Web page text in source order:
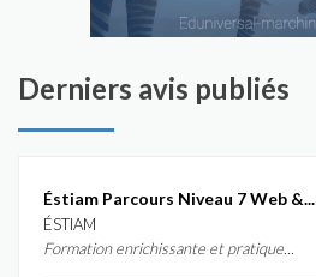
Derniers avis publiés
Éstiam Parcours Niveau 7 Web &...
ÉSTIAM
Formation enrichissante et pratique...